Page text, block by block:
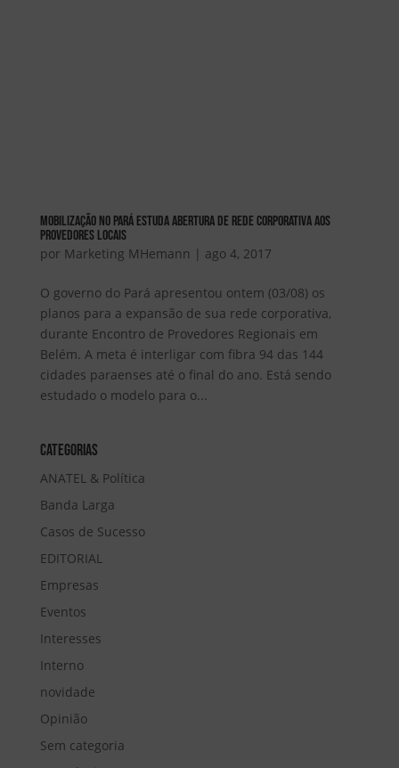
Mobilização no Pará estuda abertura de Rede Corporativa aos
provedores locais
por Marketing MHemann | ago 4, 2017
O governo do Pará apresentou ontem (03/08) os
planos para a expansão de sua rede corporativa,
durante Encontro de Provedores Regionais em
Belém. A meta é interligar com fibra 94 das 144
cidades paraenses até o final do ano. Está sendo
estudado o modelo para o...
Categorias
ANATEL & Política
Banda Larga
Casos de Sucesso
EDITORIAL
Empresas
Eventos
Interesses
Interno
novidade
Opinião
Sem categoria